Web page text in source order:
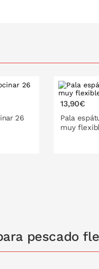
26
13,90€
Pala
muy
pescado